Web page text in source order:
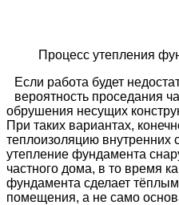
Процесс утепления
Если работа будет
вероятность проседания
обрушения несущих
При таких вариантах,
теплоизоляцию внутренних
утепление фундамента
частного дома, в то время
фундамента сделает
помещения, а не само